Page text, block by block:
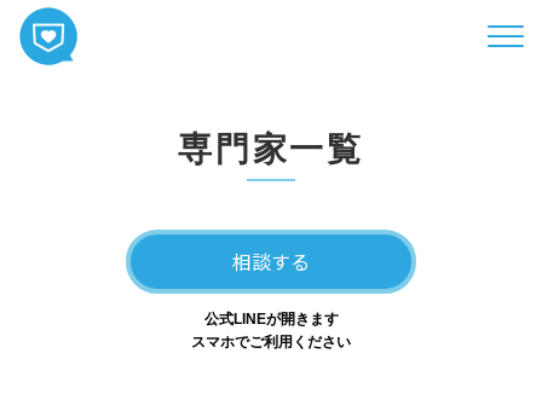
専門家一覧
相談する
公式LINEが開きます
スマホでご利用ください